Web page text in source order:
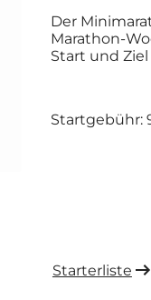
Der
Marathon-
Start und
Startgebühr:
Starterliste